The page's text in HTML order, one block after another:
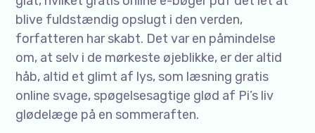
blive fuldstændig opslugt i den verden,
forfatteren har skabt. Det var en påmindelse
om, at selv i de mørkeste øjeblikke, er der altid
håb, altid et glimt af lys, som læsning gratis
online svage, spøgelsesagtige glød af Pi’s liv
glødelæge på en sommeraften.